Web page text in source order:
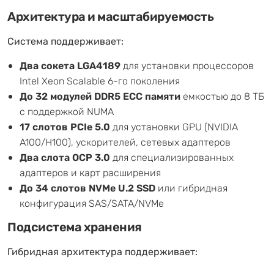
Архитектура и масштабируемость
Система поддерживает:
Два сокета LGA4189для установки процессоров
Intel Xeon Scalable 6-го поколения
До 32 модулей DDR5 ECC памятиемкостью до 8 ТБ
с поддержкой NUMA
17 слотов PCIe 5.0 для установки GPU (NVIDIA
A100/H100), ускорителей, сетевых адаптеров
Два слота OCP 3.0 для специализированных
адаптеров и карт расширения
До 34 слотов NVMe U.2 SSD или гибридная
конфигурация SAS/SATA/NVMe
Подсистема хранения
Гибридная архитектура поддерживает: